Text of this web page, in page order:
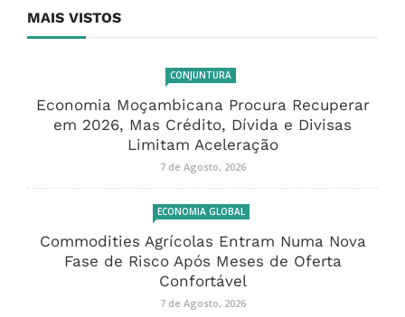
MAIS VISTOS
CONJUNTURA
Economia Moçambicana Procura Recuperar
em 2026, Mas Crédito, Dívida e Divisas
Limitam Aceleração
7 de Agosto, 2026
ECONOMIA GLOBAL
Commodities Agrícolas Entram Numa Nova
Fase de Risco Após Meses de Oferta
Confortável
7 de Agosto, 2026